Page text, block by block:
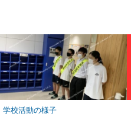
学校活動の様子